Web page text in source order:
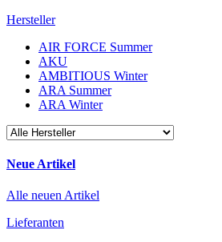
Hersteller
AIR FORCE Summer
AKU
AMBITIOUS Winter
ARA Summer
ARA Winter
Neue Artikel
Alle neuen Artikel
Lieferanten